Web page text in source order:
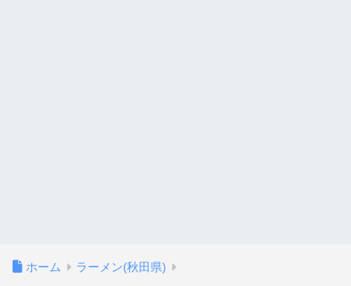
ホーム ラーメン(秋田県)